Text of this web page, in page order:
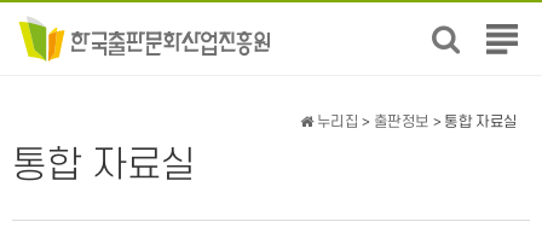
전
뉴
통합 자료실
누리집 > 출판정보 > 통합 자료실